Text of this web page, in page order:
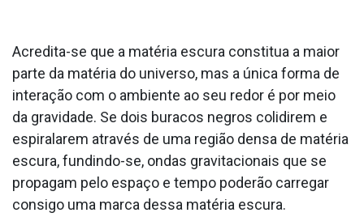
Acredita-se que a matéria escura constitua a maior
parte da matéria do universo, mas a única forma de
interação com o ambiente ao seu redor é por meio
da gravidade. Se dois buracos negros colidirem e
espiralarem através de uma região densa de matéria
escura, fundindo-se, ondas gravitacionais que se
propagam pelo espaço e tempo poderão carregar
consigo uma marca dessa matéria escura.